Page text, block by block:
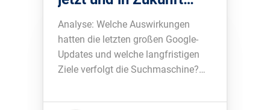
unternehmen kannst
Analyse: Welche Auswirkungen
hatten die letzten großen Google-
Updates und welche langfristigen
Ziele verfolgt die Suchmaschine?
Suchmaschinenoptimierung....